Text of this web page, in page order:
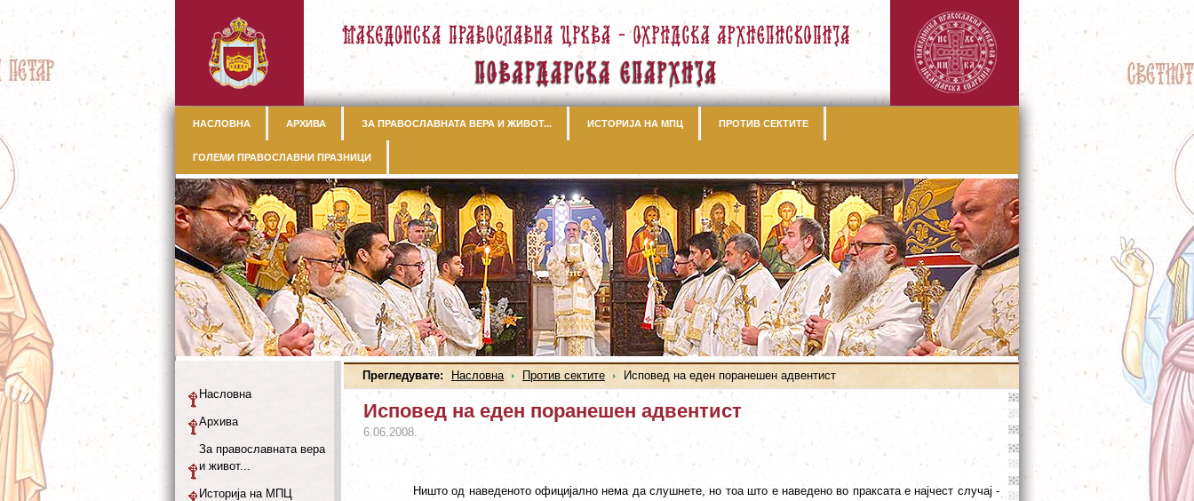
НАСЛОВНА АРХИВА ЗА ПРАВОСЛАВНАТА ВЕРА И ЖИВОТ... ИСТОРИЈА НА МПЦ ПРОТИВ СЕКТИТЕ
ГОЛЕМИ ПРАВОСЛАВНИ ПРАЗНИЦИ
Прегледувате: Насловна Против сектите Исповед на еден поранешен адвентист
Исповед на еден поранешен адвентист
6.06.2008.
Ништо од наведеното официјално нема да слушнете, но тоа што е наведено во праксата е најчест случај -
Насловна
Архива
За православната вера
и живот...
Историја на МПЦ